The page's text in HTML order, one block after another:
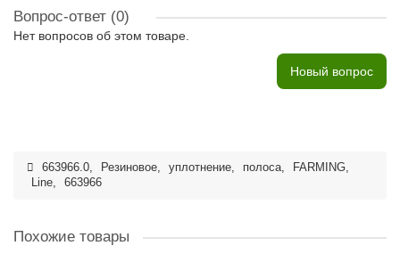
Вопрос-ответ (0)
Нет вопросов об этом товаре.
Новый вопрос
663966.0, Резиновое, уплотнение, полоса, FARMING,
Line, 663966
Похожие товары